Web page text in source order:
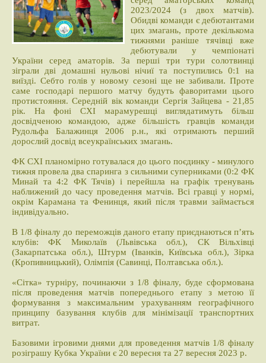
2023/2024 (з двох матчів).
Обидві команди є дебютантами
цих змагань, проте декількома
тижнями раніше тячівці вже
дебютували у чемпіонаті
України серед аматорів. За перші три тури солотвинці
зіграли дві домашні нульові нічиї та поступились 0:1 на
виїзді. Себто голів у новому сезоні ще не забивали. Проте
саме господарі першого матчу будуть фаворитами цього
протистояння. Середній вік команди Сергія Зайцева - 21,85
рік. На фоні СХІ марамурешці виглядатимуть більш
досвідченою командою, адже більшість гравців команди
Рудольфа Балажинця 2006 р.н., які отримають перший
дорослий досвід всеукраїнських змагань.
ФК СХІ планомірно готувалася до цього поєдинку - минулого
тижня провела два спаринга з сильними суперниками (0:2 ФК
Минай та 4:2 ФК Тячів) і перейшла на графік тренувань
наближений до часу проведення матчів. Всі гравці у нормі,
окрім Карамана та Фенинця, який після травми займається
індивідуально.
В 1/8 фіналу до переможців даного етапу приєднаються п’ять
клубів: ФК Миколаїв (Львівська обл.), СК Вільхівці
(Закарпатська обл.), Штурм (Іванків, Київська обл.), Зірка
(Кропивницький), Олімпія (Савинці, Полтавська обл.).
«Сітка» турніру, починаючи з 1/8 фіналу, буде сформована
після проведення матчів попереднього етапу з метою її
формування з максимальним урахуванням географічного
принципу базування клубів для мінімізації транспортних
витрат.
Базовими ігровими днями для проведення матчів 1/8 фіналу
розіграшу Кубка України є 20 вересня та 27 вересня 2023 р.